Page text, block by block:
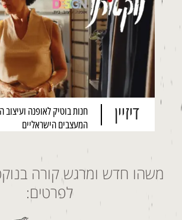
דיזיין
חנות בוטיק לאופנה
המעצבים הישראליים
משהו חדש ומרגש קורה
לפרטים: